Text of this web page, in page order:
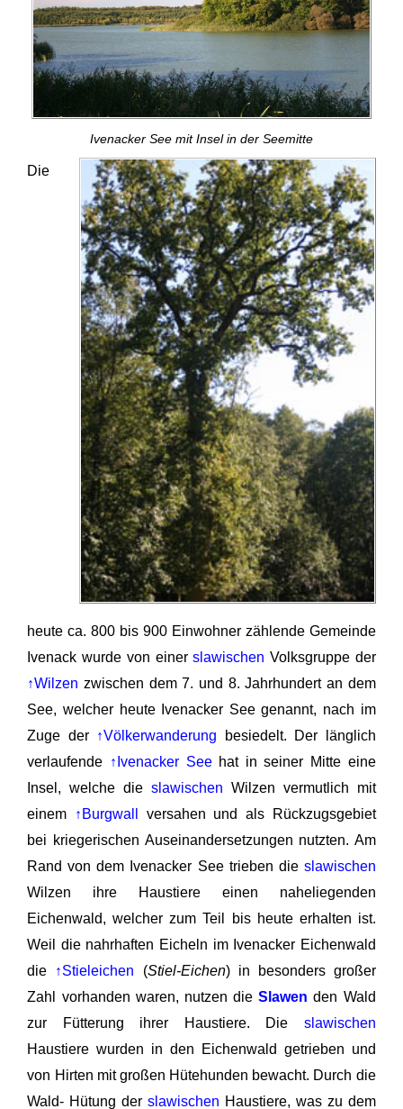
Ivenacker See mit Insel in der Seemitte
Die
heute ca. 800 bis 900 Einwohner zählende Gemeinde
Ivenack wurde von einerslawischen Volksgruppe der
↑Wilzen zwischen dem 7. und 8. Jahrhundert an dem
See, welcher heute Ivenacker See genannt, nach im
Zuge der ↑Völkerwanderung besiedelt. Der länglich
verlaufende ↑Ivenacker Seehat in seiner Mitte eine
Insel, welche die slawischen Wilzen vermutlich mit
einem
↑Burgwall
versahen und als Rückzugsgebiet
bei kriegerischen Auseinandersetzungen nutzten. Am
Rand von dem Ivenacker See trieben die slawischen
Wilzen ihre Haustiere einen naheliegenden
Eichenwald, welcher zum Teil bis heute erhalten ist.
Weil die nahrhaften Eicheln im Ivenacker Eichenwald
die ↑Stieleichen (Stiel-Eichen) in besonders großer
Zahl vorhanden waren, nutzen dieSlawen den Wald
zur Fütterung ihrer Haustiere. Die slawischen
Haustiere wurden in den Eichenwald getrieben und
von Hirten mit großen Hütehunden bewacht. Durch die
Wald- Hütung derslawischen Haustiere, was zu dem